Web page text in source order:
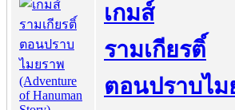
เกมส์
รามเกียรติ์
ตอนปราบไม